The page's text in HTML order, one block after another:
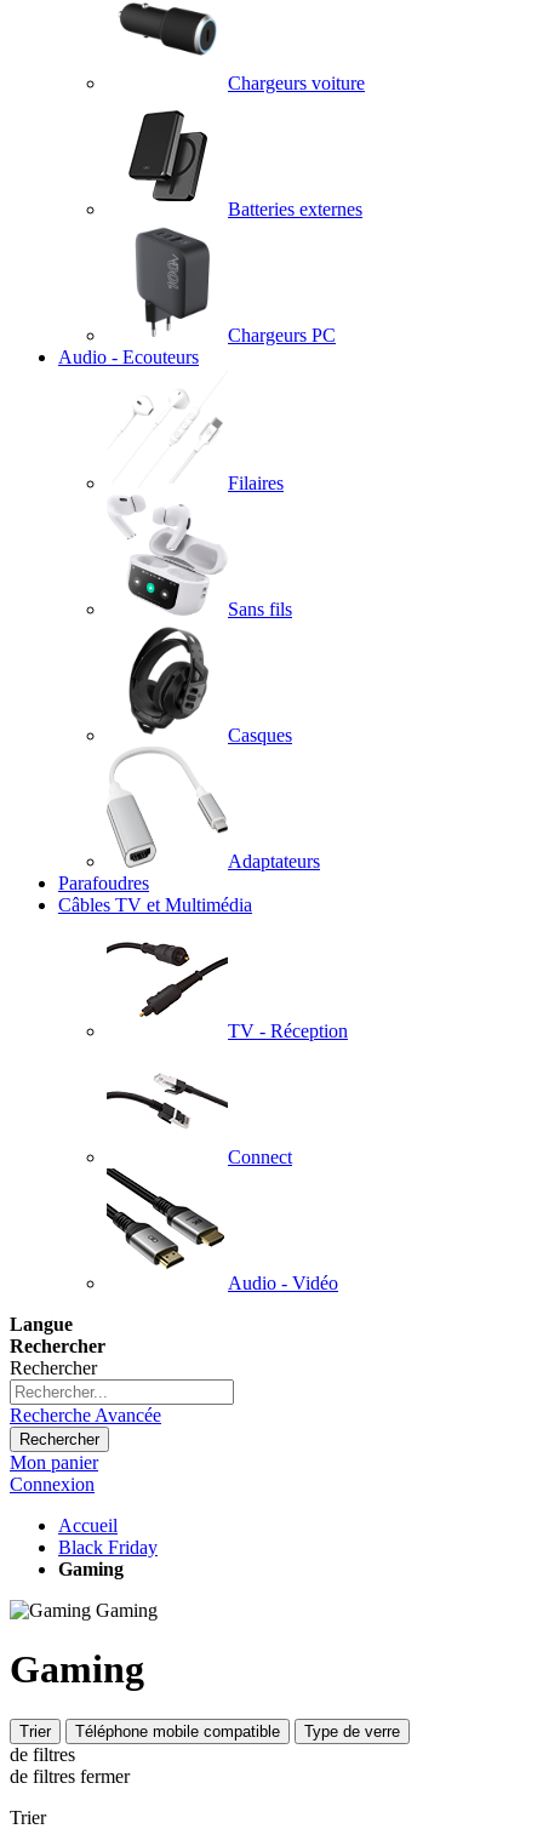
Chargeurs voiture
Batteries externes
Chargeurs PC
Audio - Ecouteurs
Filaires
Sans fils
Casques
Adaptateurs
Parafoudres
Câbles TV et Multimédia
TV - Réception
Connect
Audio - Vidéo
Langue
Rechercher
Rechercher
Recherche Avancée
Rechercher
Mon panier
Connexion
Accueil
Black Friday
Gaming
Gaming
Trier Téléphone mobile compatible Type de verre
de filtres
de filtres fermer
Trier